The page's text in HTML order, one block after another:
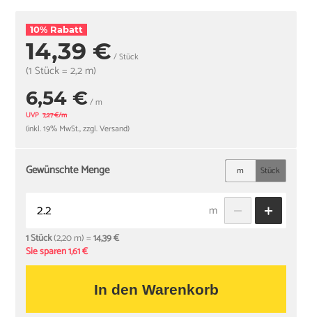
10% Rabatt
14,39 € / Stück
(1 Stück = 2,2 m)
6,54 €/ m
UVP 7,27 €/m
(inkl. 19% MwSt., zzgl. Versand)
Gewünschte Menge m Stück
m
1 Stück(2,20 m) =14,39 €
Sie sparen 1,61 €
In den Warenkorb